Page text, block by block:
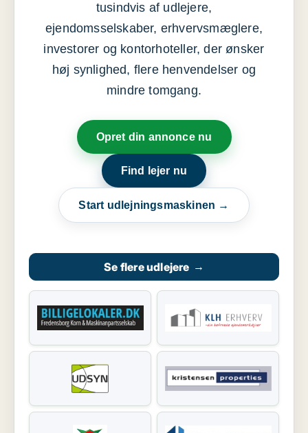
tusindvis af udlejere,
ejendomsselskaber, erhvervsmæglere,
investorer og kontorhoteller, der ønsker
høj synlighed, flere henvendelser og
mindre tomgang.
Opret din annonce nu
Find lejer nu
Start udlejningsmaskinen →
Se flere udlejere →